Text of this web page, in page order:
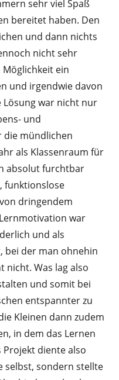
sehr viel Spaß
bereitet haben. Den
und dann nichts
nicht sehr
Möglichkeit ein
und irgendwie davon
Lösung war nicht nur
und
die mündlichen
als Klassenraum für
absolut furchtbar
funktionslose
dringendem
war
und als
bei der man ohnehin
nicht. Was lag also
und somit bei
entspannter zu
Kleinen dann zudem
in dem das Lernen
Projekt diente also
selbst, sondern stellte